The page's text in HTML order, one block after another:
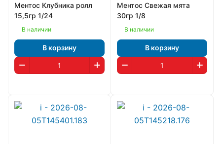
Ментос Клубника ролл
15,5гр 1/24
В наличии
В корзину
Ментос Свежая мята
30гр 1/8
В наличии
В корзину